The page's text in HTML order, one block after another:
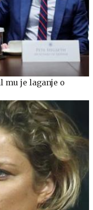
mu je laganje o